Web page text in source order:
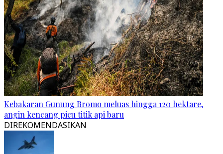
Kebakaran Gunung Bromo meluas hingga 120 hektare,
angin kencang picu titik api baru
DIREKOMENDASIKAN